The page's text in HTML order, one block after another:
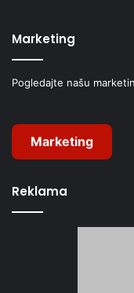
Marketing
Pogledajte našu
Marketing
Reklama